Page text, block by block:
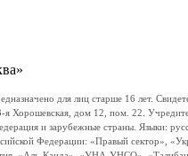
для лиц старше 16 лет.
Хорошевская, дом 12, пом. 22.
и зарубежные страны. Языки:
Федерации: «Правый